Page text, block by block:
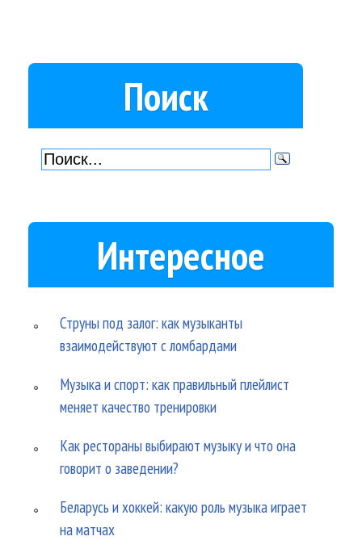
Поиск
Интересное
Струны под залог: как музыканты
взаимодействуют с ломбардами
Музыка и спорт: как правильный плейлист
меняет качество тренировки
Как рестораны выбирают музыку и что она
говорит о заведении?
Беларусь и хоккей: какую роль музыка играет
на матчах